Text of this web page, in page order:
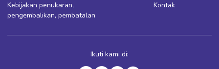
Kebijakan penukaran,
pengembalikan, pembatalan
Kontak
Ikuti kami di: